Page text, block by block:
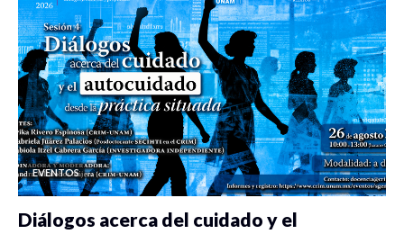
EVENTOS
Diálogos acerca del cuidado y el